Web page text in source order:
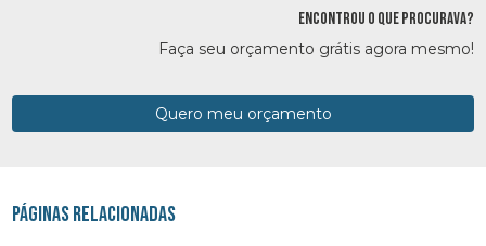
ENCONTROU O QUE PROCURAVA?
Faça seu orçamento grátis agora mesmo!
Quero meu orçamento
Páginas Relacionadas